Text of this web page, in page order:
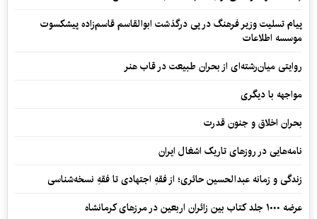
پیام تسلیت وزیر فرهنگ در پی درگذشت ابوالقاسم قاسم‌زاده پیشکسوت
موسسه اطلاعات
روایتی میان‌رشته‌ای از بحران طبیعت در قاب هنر
مواجهه با دیگری
بحران اخلاق و جنون قدرت
نامه‌هایی در روزهای تاریک اشغال ایران
زندگی و زمانه عبدالحسین حائری؛ از فقهِ اجتهادی تا فقهِ نسخه‌شناسی
عرضه ۱۰۰۰ جلد کتاب بین زائران اربعین در مرزهای کرمانشاه